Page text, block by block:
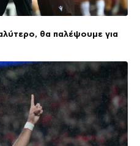
θα παλέψουμε για